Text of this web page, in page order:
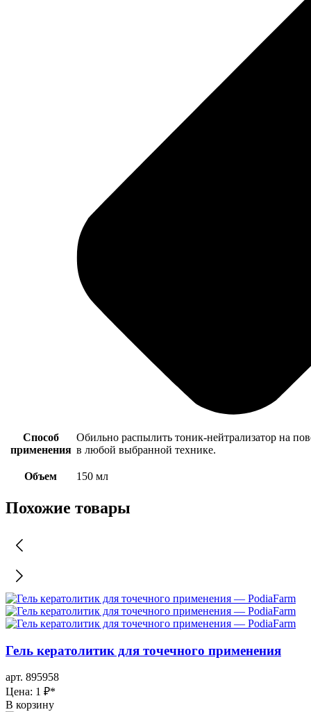
Способ
применения
Обильно распылить тоник-нейтрализатор на
в любой выбранной технике.
Объем 150 мл
Похожие товары
Гель кератолитик для точечного применения
арт. 895958
Цена: 1 ₽*
В корзину